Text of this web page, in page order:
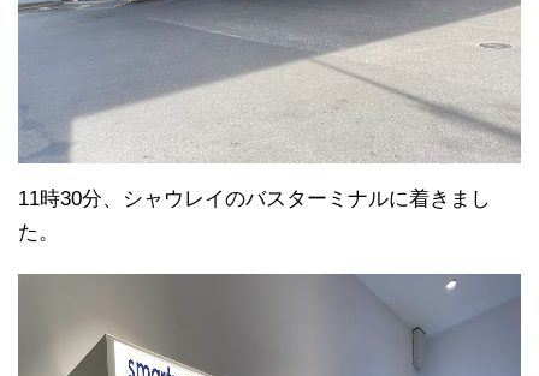
11時30分、シャウレイのバスターミナルに着きまし
た。